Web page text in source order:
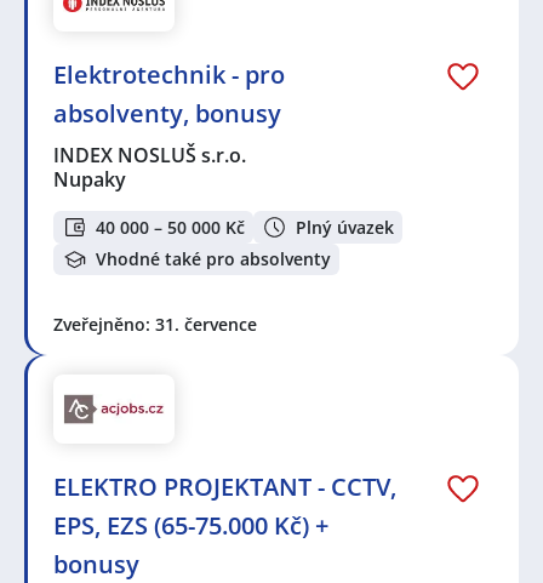
Elektrotechnik - pro
absolventy, bonusy
INDEX NOSLUŠ s.r.o.
Nupaky
40 000 – 50 000 Kč
Plný úvazek
Vhodné také pro absolventy
Zveřejněno: 31. července
ELEKTRO PROJEKTANT - CCTV,
EPS, EZS (65-75.000 Kč) +
bonusy